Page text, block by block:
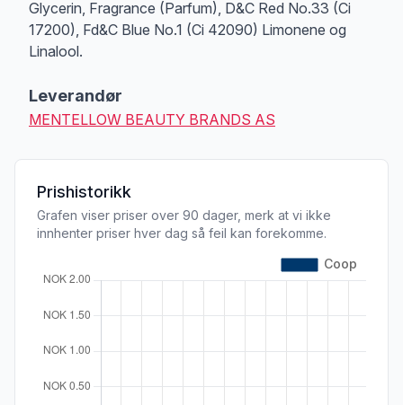
Glycerin, Fragrance (Parfum), D&C Red No.33 (Ci
17200), Fd&C Blue No.1 (Ci 42090) Limonene og
Linalool.
Leverandør
MENTELLOW BEAUTY BRANDS AS
Prishistorikk
Grafen viser priser over 90 dager, merk at vi ikke
innhenter priser hver dag så feil kan forekomme.